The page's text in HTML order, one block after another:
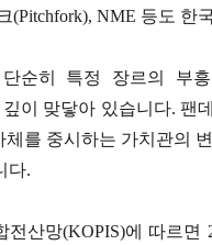
(Pitchfork), NME 등도 한
단순히 특정 장르의 부
깊이 맞닿아 있습니다. 팬
체를 중시하는 가치관의
다.
전산망(KOPIS)에 따르면